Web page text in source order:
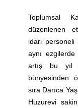
Toplumsal
düzenlenen
idari
aynı
artış bu yıl
bünyesinden
sıra Darıca
Huzurevi